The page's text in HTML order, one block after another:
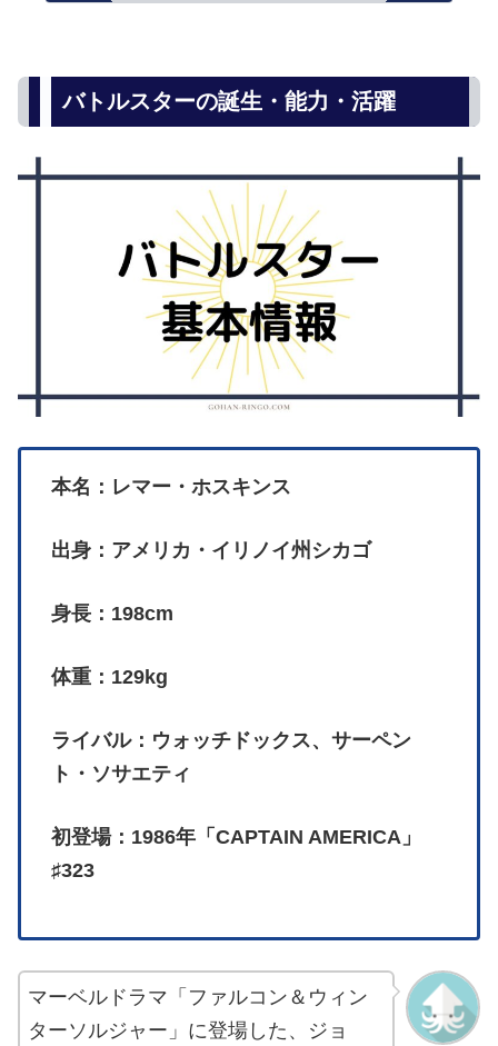
バトルスターの誕生・能力・活躍
本名：レマー・ホスキンス
出身：アメリカ・イリノイ州シカゴ
身長：198cm
体重：129kg
ライバル：ウォッチドックス、サーペン
ト・ソサエティ
初登場：1986年「CAPTAIN AMERICA」
♯323
マーベルドラマ「ファルコン＆ウィン
ターソルジャー」に登場した、ジョ